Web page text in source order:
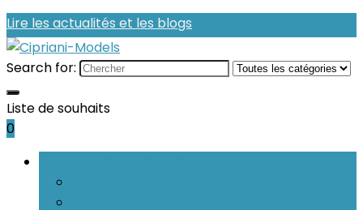
Lire les actualités et les blogs
Search for:
Liste de souhaits
0